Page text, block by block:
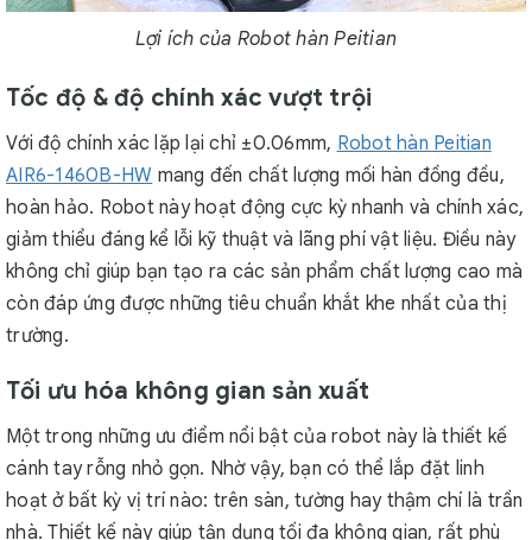
Lợi ích của Robot hàn Peitian
Tốc độ & độ chính xác vượt trội
Với độ chính xác lặp lại chỉ ±0.06mm, Robot hàn Peitian
AIR6-1460B-HW mang đến chất lượng mối hàn đồng đều,
hoàn hảo. Robot này hoạt động cực kỳ nhanh và chính xác,
giảm thiểu đáng kể lỗi kỹ thuật và lãng phí vật liệu. Điều này
không chỉ giúp bạn tạo ra các sản phẩm chất lượng cao mà
còn đáp ứng được những tiêu chuẩn khắt khe nhất của thị
trường.
Tối ưu hóa không gian sản xuất
Một trong những ưu điểm nổi bật của robot này là thiết kế
cánh tay rỗng nhỏ gọn. Nhờ vậy, bạn có thể lắp đặt linh
hoạt ở bất kỳ vị trí nào: trên sàn, tường hay thậm chí là trần
nhà. Thiết kế này giúp tận dụng tối đa không gian, rất phù